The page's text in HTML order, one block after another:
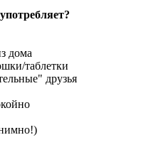
дома
таблетки
друзья